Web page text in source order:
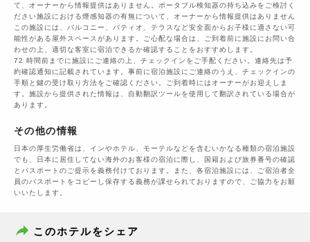
て、オーナーから情報提供はありません。ポータブル検知器の持ち込みをご検討く
ださい施設における煙感知器の有無について、オーナーから情報提供はありません
この施設には、バルコニー、パティオ、テラスなど安全面からお子様に適さない可
能性がある屋外スペースがあります。ご心配な場合は、ご到着前に施設にお問い合
わせの上、適切な客室に宿泊できるか確認することをおすすめします。
72 時間前までに施設にご連絡の上、チェックインをご手配ください。連絡先は予
約確認通知に記載されています。事前に宿泊施設にご連絡のうえ、チェックインの
手順と鍵の受け取り方法をご確認ください。ご到着時にはオーナーがお迎えしま
す。施設から提供された情報は、自動翻訳ツールを使用して翻訳されている場合が
あります。
その他の情報
日本の厚生労働省は、インやホテル、モーテルなどを含むいかなる種類の宿泊施設
でも、日本に​居住してない海外のお客様の宿泊に際し、国籍および旅券番号の確認
とパスポートのご提示を義務付け​ております。また、各宿泊施設には、ご宿泊者全
員のパスポートをコピーし保存する義務が課せられておりますの​で、ご協力をお願
いいたします。
このホテルをシェア